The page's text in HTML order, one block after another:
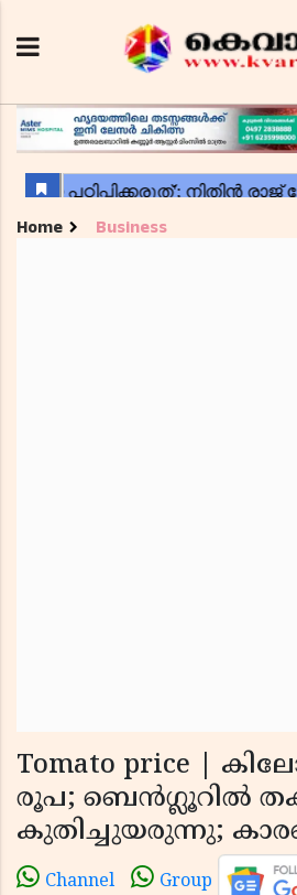
Home Business
Tomato price |
രൂപ; ബെന്‍ഗ്ലൂറില്‍
കുതിച്ചുയരുന്നു;
Channel Group